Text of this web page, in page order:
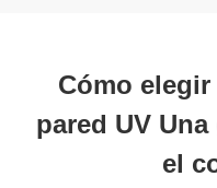
Cómo
pared UV
el